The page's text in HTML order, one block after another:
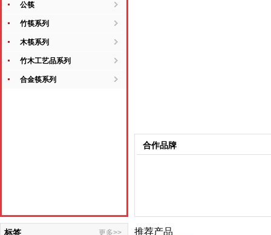
公筷
竹筷系列
木筷系列
竹木工艺品系列
合金筷系列
更多>>
标签
合作品牌
推荐产品